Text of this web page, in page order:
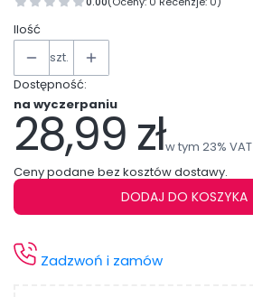
Ilość
szt.
Dostępność:
na wyczerpaniu
Cena
28,99 złw tym 23% VAT
w tym 23% VAT
Ceny podane bez kosztów dostawy.
DODAJ DO KOSZYKA
Zadzwoń i zamów